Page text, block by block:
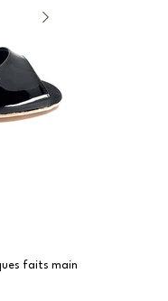
faits main